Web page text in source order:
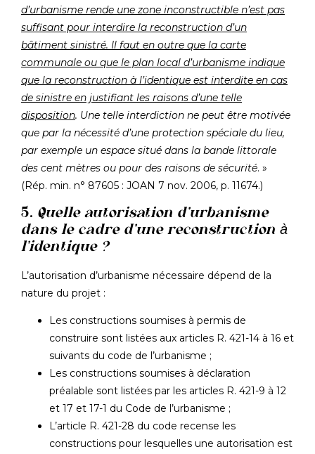
d’urbanisme rende une zone inconstructible n’est pas
suffisant pour interdire la reconstruction d’un
bâtiment sinistré. Il faut en outre que la carte
communale ou que le plan local d’urbanisme indique
que la reconstruction à l’identique est interdite en cas
de sinistre en justifiant les raisons d’une telle
disposition. Une telle interdiction ne peut être motivée
que par la nécessité d’une protection spéciale du lieu,
par exemple un espace situé dans la bande littorale
des cent mètres ou pour des raisons de sécurité. »
(Rép. min. n° 87605 : JOAN 7 nov. 2006, p. 11674.)
5. Quelle autorisation d’urbanisme
dans le cadre d’une reconstruction à
l’identique ?
L’autorisation d’urbanisme nécessaire dépend de la
nature du projet :
Les constructions soumises à permis de
construire sont listées aux articles R. 421-14 à 16 et
suivants du code de l’urbanisme ;
Les constructions soumises à déclaration
préalable sont listées par les articles R. 421-9 à 12
et 17 et 17-1 du Code de l’urbanisme ;
L’article R. 421-28 du code recense les
constructions pour lesquelles une autorisation est